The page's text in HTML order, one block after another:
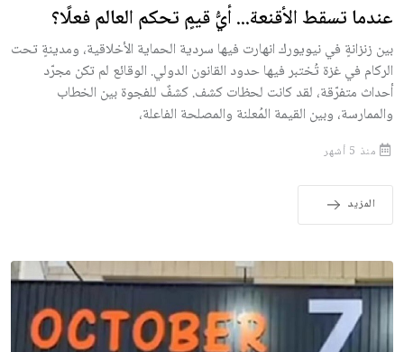
عندما تسقط الأقنعة... أيُّ قيمٍ تحكم العالم فعلًا؟
بين زنزانةٍ في نيويورك انهارت فيها سردية الحماية الأخلاقية، ومدينةٍ تحت
الركام في غزة تُختبر فيها حدود القانون الدولي. الوقائع لم تكن مجرّد
أحداث متفرّقة، لقد كانت لحظات كشف. كشفٌ للفجوة بين الخطاب
والممارسة، وبين القيمة المُعلنة والمصلحة الفاعلة،
منذ 5 أشهر
المزيد